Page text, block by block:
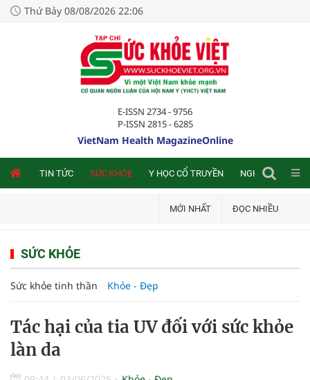
Thứ Bảy 08/08/2026 22:06
E-ISSN 2734 - 9756
P-ISSN 2815 - 6285
VietNam Health MagazineOnline
TIN TỨC SỨC KHỎE Y HỌC CỔ TRUYỀN NGHIÊN CỨU
MỚI NHẤT ĐỌC NHIỀU
SỨC KHỎE
Sức khỏe tinh thần Khỏe - Đẹp
Tác hại của tia UV đối với sức khỏe
làn da